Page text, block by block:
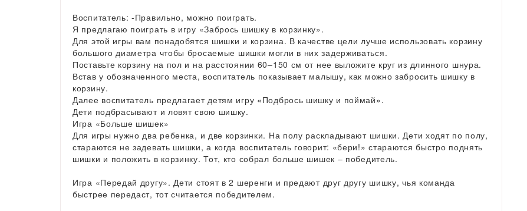
Воспитатель: -Правильно, можно поиграть.
Я предлагаю поиграть в игру «Забрось шишку в корзинку».
Для этой игры вам понадобятся шишки и корзина. В качестве цели лучше использовать корзину
большого диаметра чтобы бросаемые шишки могли в них задерживаться.
Поставьте корзину на пол и на расстоянии 60–150 см от нее выложите круг из длинного шнура.
Встав у обозначенного места, воспитатель показывает малышу, как можно забросить шишку в
корзину.
Далее воспитатель предлагает детям игру «Подбрось шишку и поймай».
Дети подбрасывают и ловят свою шишку.
Игра «Больше шишек»
Для игры нужно два ребенка, и две корзинки. На полу раскладывают шишки. Дети ходят по полу,
стараются не задевать шишки, а когда воспитатель говорит: «бери!» стараются быстро поднять
шишки и положить в корзинку. Тот, кто собрал больше шишек – победитель.
Игра «Передай другу». Дети стоят в 2 шеренги и предают друг другу шишку, чья команда
быстрее передаст, тот считается победителем.